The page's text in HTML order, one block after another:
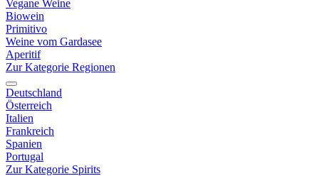
Vegane Weine
Biowein
Primitivo
Weine vom Gardasee
Aperitif
Zur Kategorie Regionen
Deutschland
Österreich
Italien
Frankreich
Spanien
Portugal
Zur Kategorie Spirits